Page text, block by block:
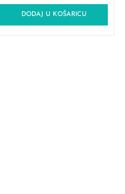
DODAJ U KOŠARICU